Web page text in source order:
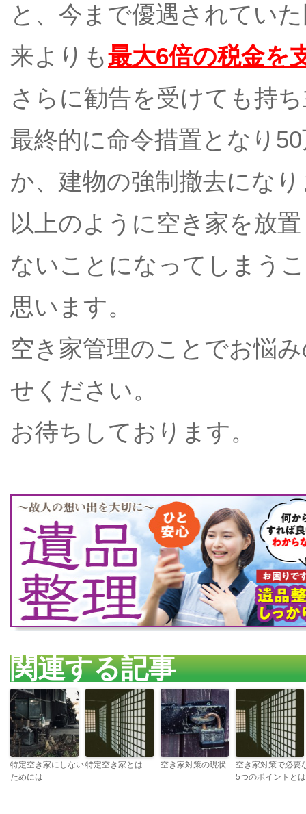
と、今まで優遇されてい
来よりも最大6倍の税金を
さらに勧告を受けても持
最終的に命令措置となり
か、建物の強制撤去にな
以上のように空き家を放
ないことになってしまう
思います。
空き家管理のことでお悩
せください。
お待ちしております。
関連する記事
特定空き家にしない
ためには
特定空き家とは 空き家対策の現状
空き家対策で必要
5つのポイントとは